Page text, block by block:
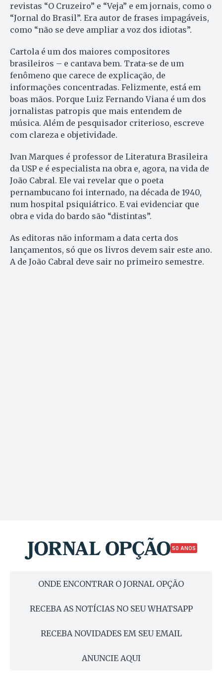
revistas “O Cruzeiro” e “Veja” e em jornais, como o
“Jornal do Brasil”. Era autor de frases impagáveis,
como “não se deve ampliar a voz dos idiotas”.
Cartola é um dos maiores compositores
brasileiros – e cantava bem. Trata-se de um
fenômeno que carece de explicação, de
informações concentradas. Felizmente, está em
boas mãos. Porque Luiz Fernando Viana é um dos
jornalistas patropis que mais entendem de
música. Além de pesquisador criterioso, escreve
com clareza e objetividade.
Ivan Marques é professor de Literatura Brasileira
da USP e é especialista na obra e, agora, na vida de
João Cabral. Ele vai revelar que o poeta
pernambucano foi internado, na década de 1940,
num hospital psiquiátrico. E vai evidenciar que
obra e vida do bardo são “distintas”.
As editoras não informam a data certa dos
lançamentos, só que os livros devem sair este ano.
A de João Cabral deve sair no primeiro semestre.
50 ANOS
ONDE ENCONTRAR O JORNAL OPÇÃO
RECEBA AS NOTÍCIAS NO SEU WHATSAPP
RECEBA NOVIDADES EM SEU EMAIL
ANUNCIE AQUI